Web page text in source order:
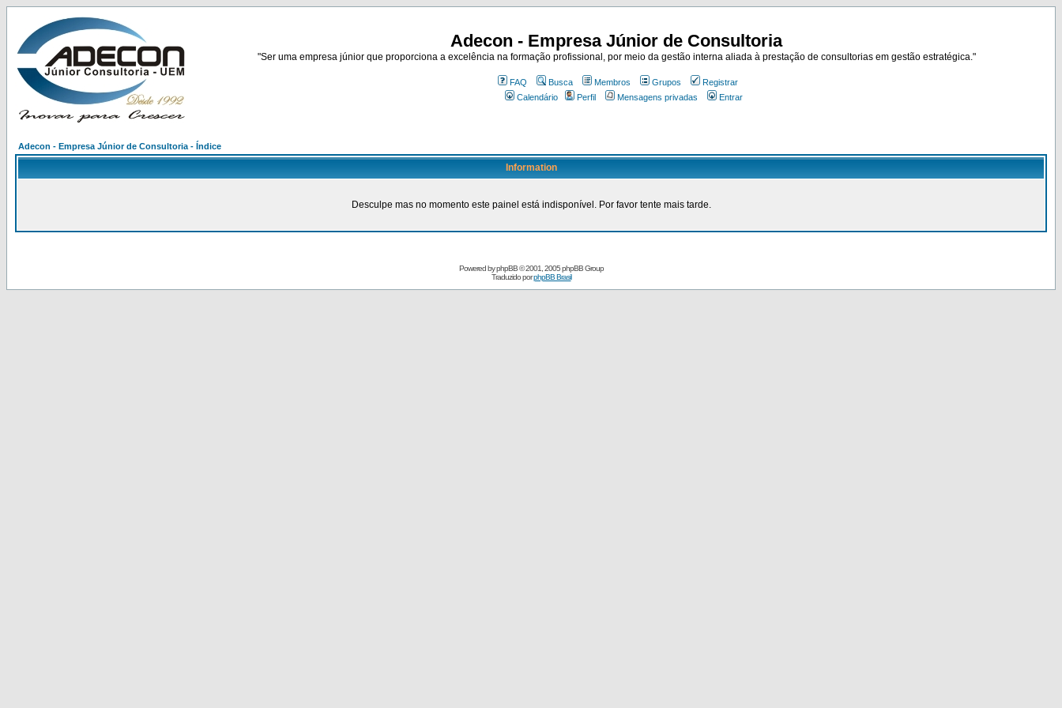
Adecon - Empresa Júnior de Consultoria
"Ser uma empresa júnior que proporciona a excelência na formação profissional, por meio da gestão interna aliada à prestação de consultorias em gestão estratégica."
FAQ Busca Membros Grupos
Registrar
Calendário
Perfil Mensagens privadas Entrar
Adecon - Empresa Júnior de Consultoria - Índice
Information
Desculpe mas no momento este painel está indisponível. Por favor tente mais tarde.
Powered byphpBB© 2001, 2005 phpBB Group
Traduzido porphpBB Brasil